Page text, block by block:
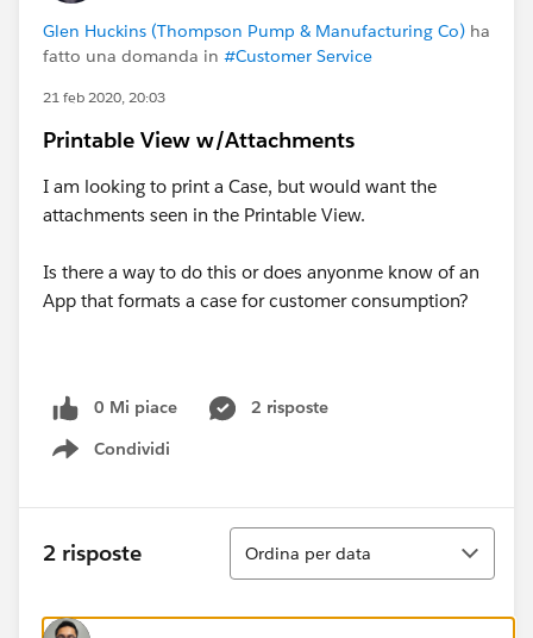
Glen Huckins (Thompson Pump & Manufacturing Co) ha
fatto una domanda in #Customer Service
21 feb 2020, 20:03
Printable View w/Attachments
I am looking to print a Case, but would want the
attachments seen in the Printable View.
Is there a way to do this or does anyonme know of an
App that formats a case for customer consumption?
0 Mi piace
2 risposte
Condividi
Show menu
2 risposte
Ordina
Ordina per data